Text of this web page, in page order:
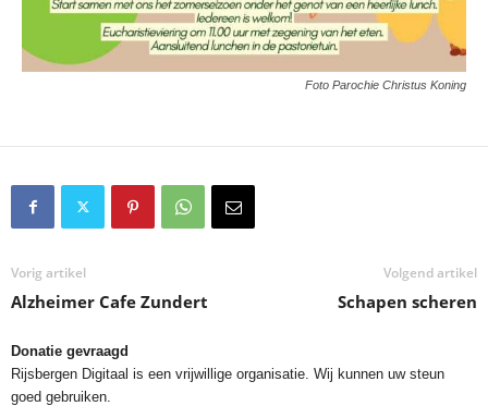
Foto Parochie Christus Koning
Vorig artikel
Alzheimer Cafe Zundert
Volgend artikel
Schapen scheren
Donatie gevraagd
Rijsbergen Digitaal is een vrijwillige organisatie. Wij kunnen uw steun
goed gebruiken.